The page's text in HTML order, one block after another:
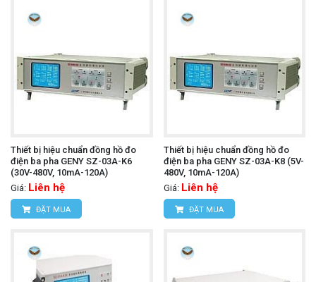
Thiết bị hiệu chuẩn đồng hồ đo
điện ba pha GENY SZ-03A-K6
(30V-480V, 10mA-120A)
Giá: Liên hệ
ĐẶT MUA
Thiết bị hiệu chuẩn đồng hồ đo
điện ba pha GENY SZ-03A-K8 (5V-
480V, 10mA-120A)
Giá: Liên hệ
ĐẶT MUA